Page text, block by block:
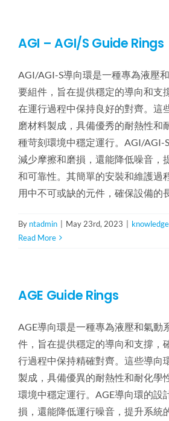
AGI – AGI/S Guide Rings
AGI/AGI-S導向環是一種專為液壓
要組件，旨在提供穩定的導向和支
在運行過程中保持良好的對齊。這
磨材料製成，具備優秀的耐熱性和
種苛刻環境中穩定運行。AGI/AGI-
減少摩擦和磨損，還能降低噪音，
和可靠性。其簡單的安裝和維護過
用中不可或缺的元件，確保設備的
By ntadmin May 23rd, 2023 knowledge
Read More
AGE Guide Rings
AGE導向環是一種專為液壓和氣動
件，旨在提供穩定的導向和支撐，
行過程中保持精確對齊。這些導向
製成，具備優異的耐熱性和耐化學
環境中穩定運行。AGE導向環的設
損，還能降低運行噪音，提升系統